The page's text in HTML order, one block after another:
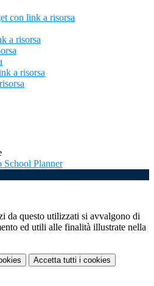
con link a risorsa
a risorsa
a risorsa
School Planner
da questo utilizzati si avvalgono di
ed utili alle finalità illustrate nella
Accetta tutti i cookies